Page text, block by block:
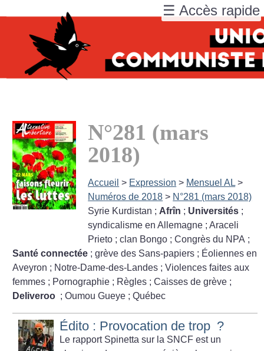
N°281 (mars
2018)
Accueil > Expression > Mensuel AL >
Numéros de 2018 > N°281 (mars 2018)
Syrie Kurdistan ; Afrîn ; Universités ;
syndicalisme en Allemagne ; Araceli
Prieto ; clan Bongo ; Congrès du NPA ;
Santé connectée ; grève des Sans-papiers ; Éoliennes en
Aveyron ; Notre-Dame-des-Landes ; Violences faites aux
femmes ; Pornographie ; Règles ; Caisses de grève ;
Deliveroo ; Oumou Gueye ; Québec
Édito : Provocation de trop ?
Le rapport Spinetta sur la SNCF est un
☰ Accès rapide